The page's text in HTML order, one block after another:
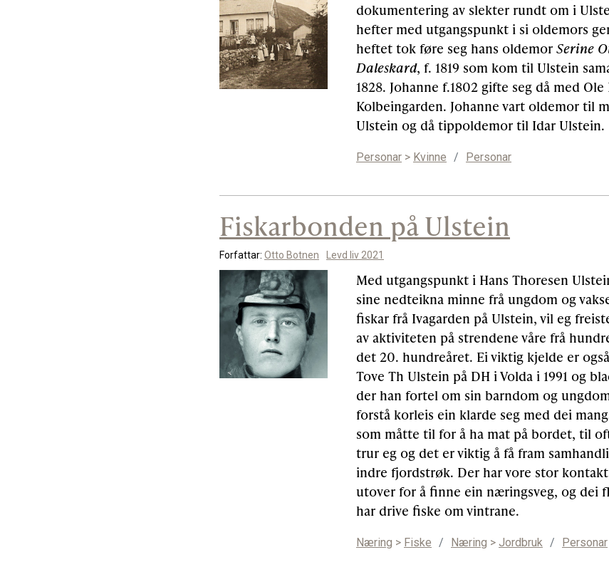
dokumentering av slekter rundt om i
hefter med utgangspunkt i si oldemors
heftet tok føre seg hans oldemor Serine
Daleskard, f. 1819 som kom til Ulstein
1828. Johanne f.1802 gifte seg då med
Kolbeingarden. Johanne vart oldemor til
Ulstein og då tippoldemor til Idar Ulstein.
Personar > Kvinne / Personar
Fiskarbonden på Ulstein
Forfattar: Otto Botnen Levd liv 2021
Med utgangspunkt i Hans Thoresen
sine nedteikna minne frå ungdom og
fiskar frå Ivagarden på Ulstein, vil eg
av aktiviteten på strendene våre frå
det 20. hundreåret. Ei viktig kjelde er
Tove Th Ulstein på DH i Volda i 1991 og
der han fortel om sin barndom og
forstå korleis ein klarde seg med dei
som måtte til for å ha mat på bordet, til
trur eg og det er viktig å få fram
indre fjordstrøk. Der har vore stor
utover for å finne ein næringsveg, og dei
har drive fiske om vintrane.
Næring > Fiske / Næring > Jordbruk / Personar